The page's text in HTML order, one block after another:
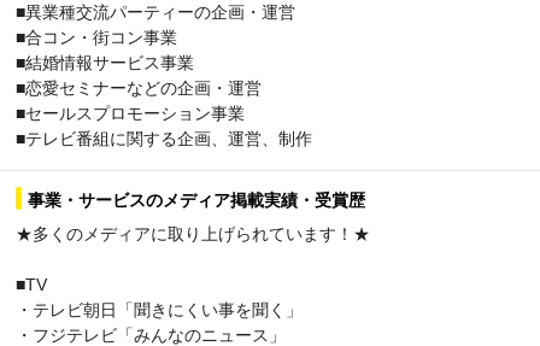
■異業種交流パーティーの企画・運営
■合コン・街コン事業
■結婚情報サービス事業
■恋愛セミナーなどの企画・運営
■セールスプロモーション事業
■テレビ番組に関する企画、運営、制作
事業・サービスのメディア掲載実績・受賞歴
★多くのメディアに取り上げられています！★
■TV
・テレビ朝日「聞きにくい事を聞く」
・フジテレビ「みんなのニュース」